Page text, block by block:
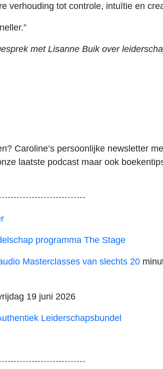
verhouding tot controle, intuïtie en
met Lisanne Buik over
Caroline’s persoonlijke newsletter
laatste podcast maar ook
programma The Stage
Masterclasses van slechts 20
19 juni 2026
Leiderschapsbundel